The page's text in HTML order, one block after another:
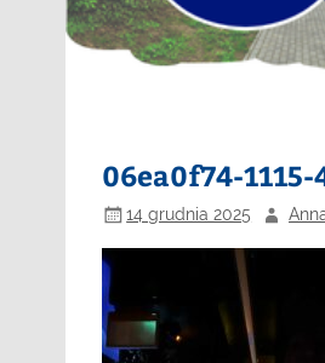
06ea0f74-
14 grudnia 2025